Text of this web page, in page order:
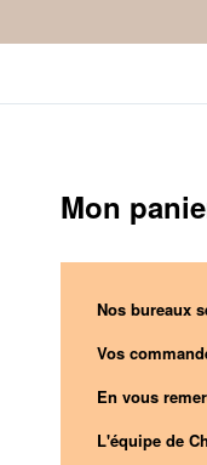
Mon
Nos bureaux
Vos
En vous
L'équipe de